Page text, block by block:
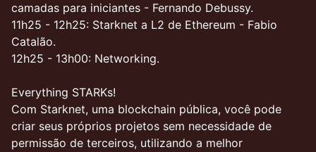
camadas para iniciantes - Fernando Debussy.
11h25 - 12h25: Starknet a L2 de Ethereum - Fabio
Catalão.
12h25 - 13h00: Networking.
Everything STARKs!
Com Starknet, uma blockchain pública, você pode
criar seus próprios projetos sem necessidade de
permissão de terceiros, utilizando a melhor